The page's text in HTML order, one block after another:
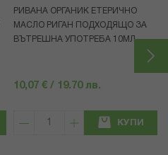
РИВАНА ОРГАНИК ЕТЕРИЧНО
МАСЛО РИГАН ПОДХОДЯЩО ЗА
ВЪТРЕШНА УПОТРЕБА 10МЛ
10,07 € / 19.70 лв.
КУПИ